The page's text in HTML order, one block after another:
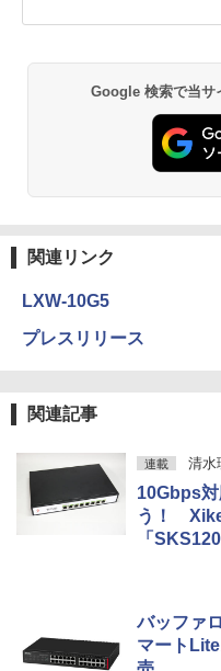
Google 検索で当サ
関連リンク
LXW-10G5
プレスリリース
関連記事
連載 清水
10Gbps
う！
「
バッファ
マート